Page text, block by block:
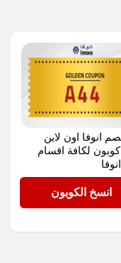
انوفا اون لاين
2026 كوبون لكافة اقسام
انسخ الكوبون